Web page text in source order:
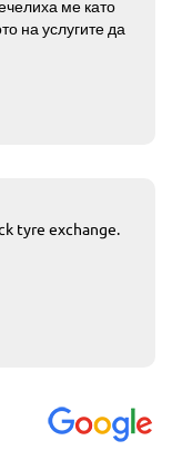
ме като
на услугите да
tyre exchange.